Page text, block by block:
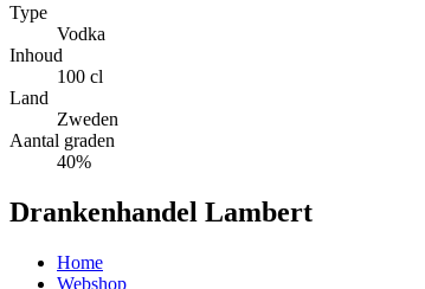
Type
Vodka
Inhoud
100 cl
Land
Zweden
Aantal graden
40%
Drankenhandel Lambert
Home
Webshop